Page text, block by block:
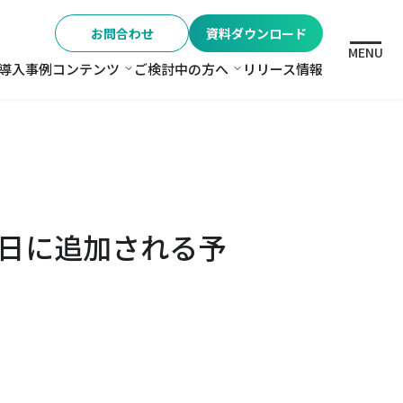
お問合わせ 資料ダウンロード
入事例コンテンツ コンテンツ
ご検討中の方へ ご検討中の方へ
リリース情報
MENU
に追加される予